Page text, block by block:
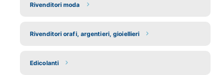
Rivenditori moda
Rivenditori orafi, argentieri, gioiellieri
Edicolanti